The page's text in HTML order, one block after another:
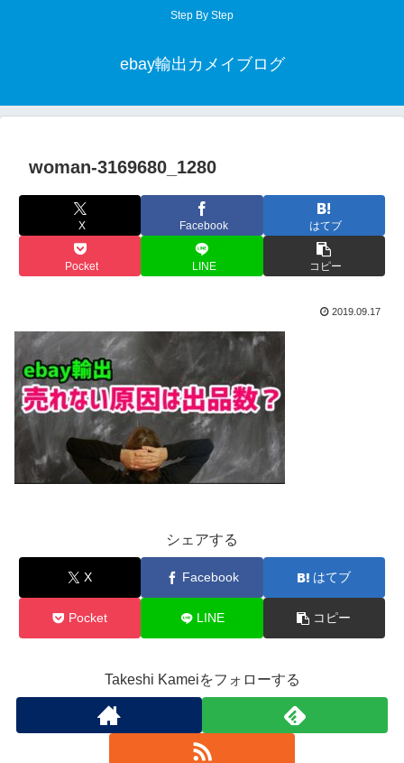
Step By Step
ebay輸出カメイブログ
woman-3169680_1280
X Facebook はてブ
Pocket LINE コピー
2019.09.17
シェアする
X Facebook はてブ
Pocket LINE コピー
Takeshi Kameiをフォローする